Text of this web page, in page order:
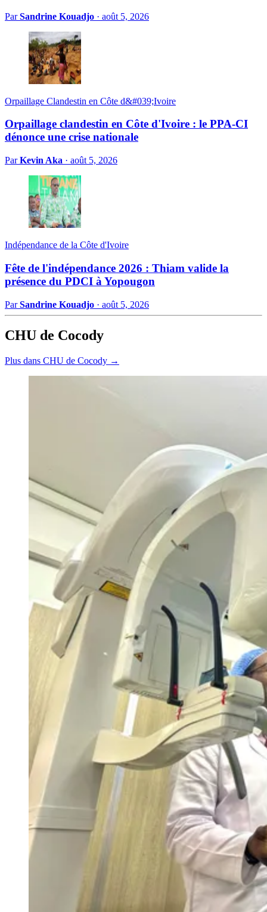
ParSandrine Kouadjo · août 5, 2026
Orpaillage Clandestin en Côte d&#039;Ivoire
Orpaillage clandestin en Côte d'Ivoire : le PPA-CI
dénonce une crise nationale
ParKevin Aka · août 5, 2026
Indépendance de la Côte d'Ivoire
Fête de l'indépendance 2026 : Thiam valide la
présence du PDCI à Yopougon
ParSandrine Kouadjo · août 5, 2026
CHU de Cocody
Plus dans CHU de Cocody →